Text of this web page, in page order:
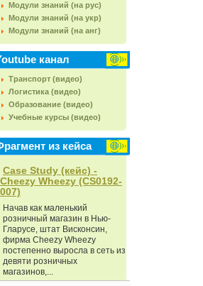
Модули знаний (на рус)
Модули знаний (на укр)
Модули знаний (на анг)
канал
Транспорт (видео)
Логистика (видео)
Образование (видео)
Учебные курсы (видео)
из кейса
Case Study (кейс) -
Cheezy Wheezy (CS0192-
007)
Начав как маленький
розничный магазин в Нью-
Гларусе, штат Висконсин,
фирма Cheezy Wheezy
постепенно выросла в сеть из
девяти розничных
магазинов,...